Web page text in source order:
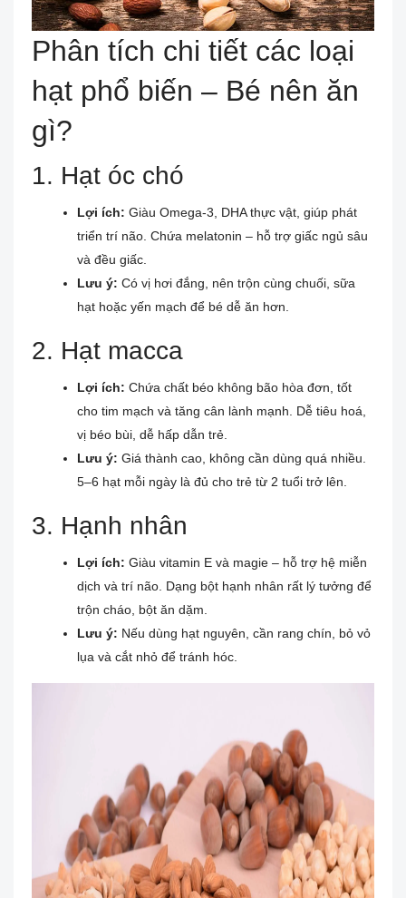
Phân tích chi tiết các loại
hạt phổ biến – Bé nên ăn
gì?
1. Hạt óc chó
Lợi ích: Giàu Omega-3, DHA thực vật, giúp phát
triển trí não. Chứa melatonin – hỗ trợ giấc ngủ sâu
và đều giấc.
Lưu ý: Có vị hơi đắng, nên trộn cùng chuối, sữa
hạt hoặc yến mạch để bé dễ ăn hơn.
2. Hạt macca
Lợi ích: Chứa chất béo không bão hòa đơn, tốt
cho tim mạch và tăng cân lành mạnh. Dễ tiêu hoá,
vị béo bùi, dễ hấp dẫn trẻ.
Lưu ý: Giá thành cao, không cần dùng quá nhiều.
5–6 hạt mỗi ngày là đủ cho trẻ từ 2 tuổi trở lên.
3. Hạnh nhân
Lợi ích: Giàu vitamin E và magie – hỗ trợ hệ miễn
dịch và trí não. Dạng bột hạnh nhân rất lý tưởng để
trộn cháo, bột ăn dặm.
Lưu ý: Nếu dùng hạt nguyên, cần rang chín, bỏ vỏ
lụa và cắt nhỏ để tránh hóc.